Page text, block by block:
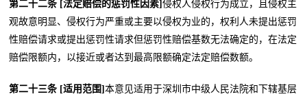
第二十二条 [法定赔偿的惩罚性因素]侵权人侵权行为成立，且侵权主
观故意明显、侵权行为严重或主要以侵权为业的，权利人未提出惩罚
性赔偿请求或提出惩罚性请求但惩罚性赔偿基数无法确定的，在法定
赔偿限额内，以接近或者达到最高限额确定法定赔偿数额。
第二十三条 [适用范围]本意见适用于深圳市中级人民法院和下辖基层